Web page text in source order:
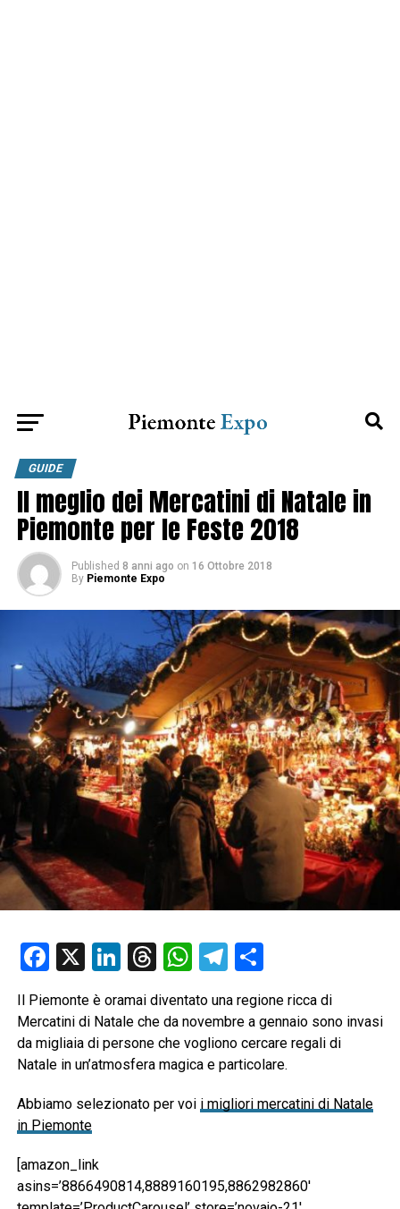
GUIDE
Il meglio dei Mercatini di Natale in
Piemonte per le Feste 2018
Published 8 anni ago on 16 Ottobre 2018
By Piemonte Expo
Facebook
X LinkedIn
Threads
WhatsApp
Telegram
Condividi
Il Piemonte è oramai diventato una regione ricca di
Mercatini di Natale che da novembre a gennaio sono invasi
da migliaia di persone che vogliono cercare regali di
Natale in un’atmosfera magica e particolare.
Abbiamo selezionato per voi i migliori mercatini di Natale
in Piemonte
[amazon_link
asins=’8866490814,8889160195,8862982860′